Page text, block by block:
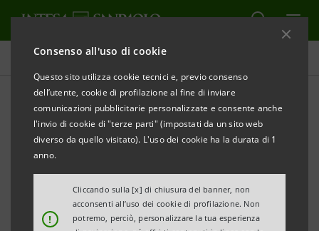
Consenso all'uso di cookie
Questo sito utilizza cookie tecnici e, previo consenso
dell’utente, cookie di profilazione al fine di inviare
comunicazioni pubblicitarie personalizzate e consente anche
l'invio di cookie di "terze parti" (impostati da un sito web
diverso da quello visitato). L'uso dei cookie ha la durata di 1
anno.
!
Cliccando sulla [x] di chiusura del banner, non
acconsenti all’uso dei cookie di profilazione. Non
potremo, perciò, personalizzare la tua esperienza
Comunicati stampa
STAMPA AGGIORNA
INTESA SANPAOLO: APPROVATE LE PROCEDURE PER
LE OPERAZIONI CON PARTI CORRELATE
Torino, Milano, 26 novembre 2010 –Il Consiglio di